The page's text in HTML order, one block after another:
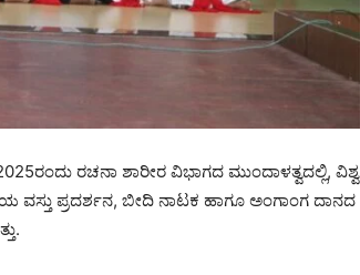
ರಚನಾ ಶಾರೀರ ವಿಭಾಗದ ಮುಂದಾಳತ್ವದಲ್ಲಿ, ವಿಶ್ವ
ಪ್ರದರ್ಶನ, ಬೀದಿ ನಾಟಕ ಹಾಗೂ ಅಂಗಾಂಗ ದಾನದ